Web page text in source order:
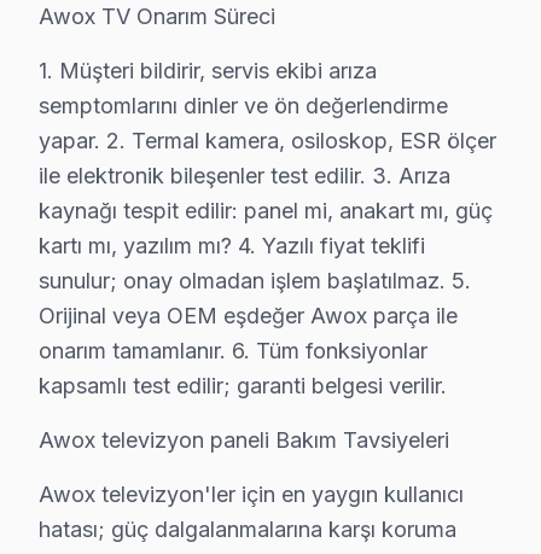
» Bahçelievler'de Awox ekran tamir fiyatı öğrenmek
Awox Servisi Garanti ve Sonrası Destek
Bahçelievler Awox TV Servis Garanti Belgesi - 1 Yıl Parça
Bahçelievler'de Awox panel tamirinde garanti
Bahçelievler servisinde işçilik garantisi: Awox tamiri 6
Awox parça garantisi: Bahçelievler'de değiştirdiğimiz
Garanti belgesi: Her Bahçelievler Awox tamiri sonrası
Bahçelievler servis sonrası erişim: "bu cihaz TV'min
Bahçelievler'de Awox Servis Karşılaştırma
Bahçelievler'nin Merkezi konum profili bu cihaz LED
Awox TV Onarım Süreci
1. Müşteri bildirir, servis ekibi arıza
semptomlarını dinler ve ön değerlendirme
yapar. 2. Termal kamera, osiloskop, ESR ölçer
ile elektronik bileşenler test edilir. 3. Arıza
kaynağı tespit edilir: panel mi, anakart mı, güç
kartı mı, yazılım mı? 4. Yazılı fiyat teklifi
sunulur; onay olmadan işlem başlatılmaz. 5.
Orijinal veya OEM eşdeğer Awox parça ile
onarım tamamlanır. 6. Tüm fonksiyonlar
kapsamlı test edilir; garanti belgesi verilir.
Awox televizyon paneli Bakım Tavsiyeleri
Awox televizyon'ler için en yaygın kullanıcı
hatası; güç dalgalanmalarına karşı koruma